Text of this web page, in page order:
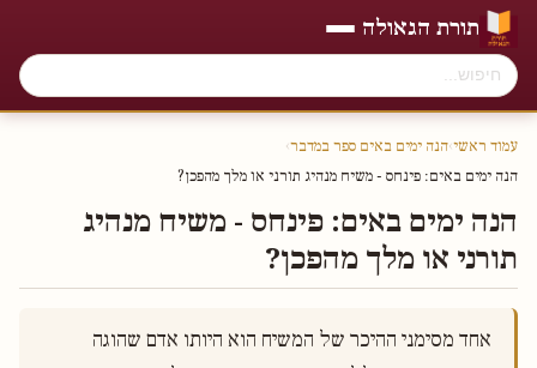
תורת הגאולה
עמוד ראשי›הנה ימים באים ספר במדבר›
הנה ימים באים׃ פינחס - משיח מנהיג תורני או מלך מהפכן?
הנה ימים באים׃ פינחס - משיח מנהיג
תורני או מלך מהפכן?